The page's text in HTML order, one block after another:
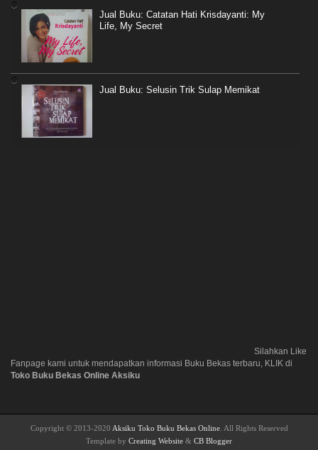
Jual Buku: Catatan Hati Krisdayanti: My
Life, My Secret
Jual Buku: Selusin Trik Sulap Memikat
Silahkan Like
Fanpage kami untuk mendapatkan informasi Buku Bekas terbaru, KLIK di
Toko Buku Bekas Online Aksiku
Copyright © 2013-2020 Aksiku Toko Buku Bekas Online. All Rights Reserved
Template by Creating Website & CB Blogger